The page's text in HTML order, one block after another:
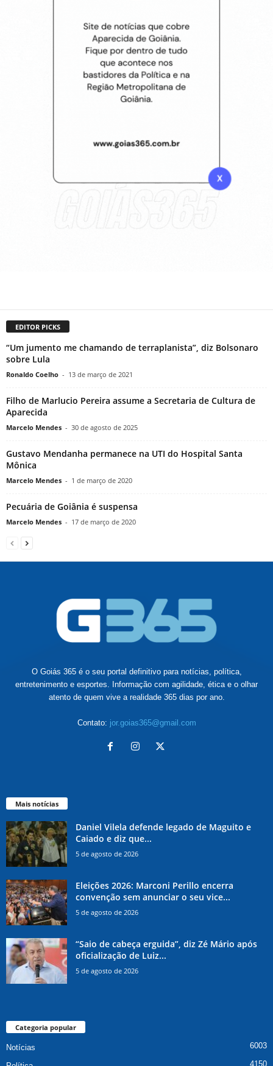
EDITOR PICKS
“Um jumento me chamando de terraplanista”, diz Bolsonaro
sobre Lula
Ronaldo Coelho - 13 de março de 2021
Filho de Marlucio Pereira assume a Secretaria de Cultura de
Aparecida
Marcelo Mendes - 30 de agosto de 2025
Gustavo Mendanha permanece na UTI do Hospital Santa
Mônica
Marcelo Mendes - 1 de março de 2020
Pecuária de Goiânia é suspensa
Marcelo Mendes - 17 de março de 2020
O Goiás 365 é o seu portal definitivo para notícias, política,
entretenimento e esportes. Informação com agilidade, ética e o olhar
atento de quem vive a realidade 365 dias por ano.
Contato: jor.goias365@gmail.com
Mais notícias
Daniel Vilela defende legado de Maguito e
Caiado e diz que...
5 de agosto de 2026
Eleições 2026: Marconi Perillo encerra
convenção sem anunciar o seu vice...
5 de agosto de 2026
“Saio de cabeça erguida”, diz Zé Mário após
oficialização de Luiz...
5 de agosto de 2026
Categoria popular
Notícias 6003
4150